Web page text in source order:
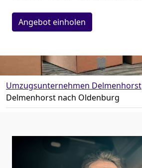
Angebot einholen
Umzugsunternehmen Delmenhorst
Delmenhorst nach Oldenburg